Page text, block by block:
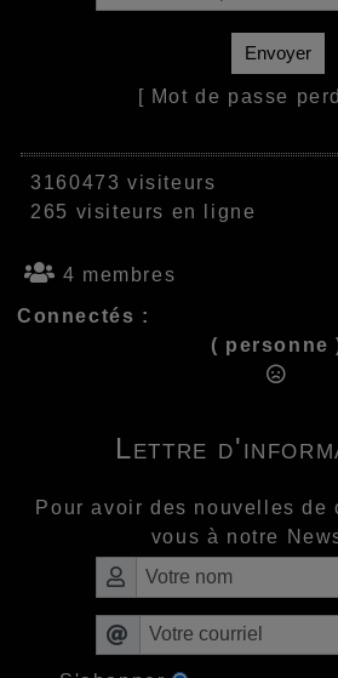
Envoyer
[ Mot de passe
3160473 visiteurs
265 visiteurs en ligne
4 membres
Connectés :
( personne
Lettre
Pour avoir des nouvelles de
vous à notre